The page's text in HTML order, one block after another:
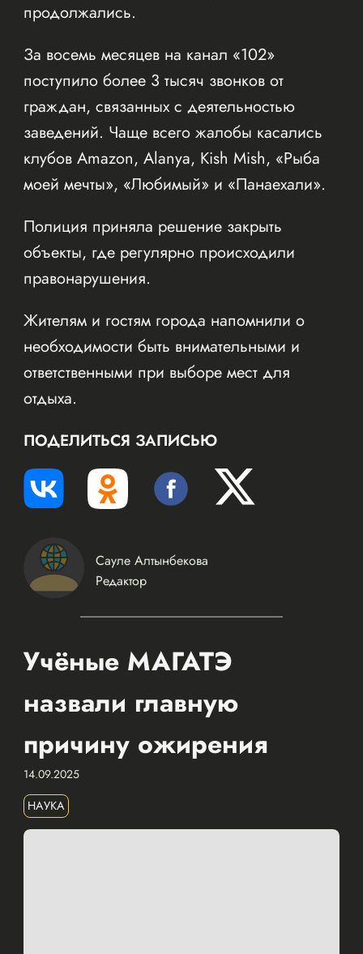
продолжались.
За восемь месяцев на канал «102»
поступило более 3 тысяч звонков от
граждан, связанных с деятельностью
заведений. Чаще всего жалобы касались
клубов Amazon, Alanya, Kish Mish, «Рыба
моей мечты», «Любимый» и «Панаехали».
Полиция приняла решение закрыть
объекты, где регулярно происходили
правонарушения.
Жителям и гостям города напомнили о
необходимости быть внимательными и
ответственными при выборе мест для
отдыха.
ПОДЕЛИТЬСЯ ЗАПИСЬЮ
Сауле Алтынбекова
Редактор
Учёные МАГАТЭ
назвали главную
причину ожирения
14.09.2025
НАУКА